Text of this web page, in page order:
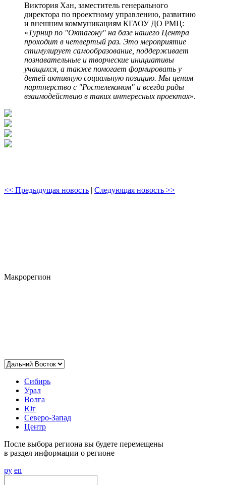
Виктория Хан, заместитель генерального
директора по проектному управлению, развитию
и внешним коммуникациям КГАОУ ДО РМЦ:
«Турнир по "Октагону" на базе нашего Центра
проходит в четвертый раз. Это мероприятие
стимулирует самообразование, поддерживает
познавательные и творческие инициативы
учащихся, а также помогает формировать у
детей активную социальную позицию. Мы ценим
партнерство с "Ростелекомом" и всегда рады
взаимодействию в таких интересных проектах».
<< Предыдущая новость | Следующая новость >>
Макрорегион
Сибирь
Урал
Волга
Юг
Северо-Запад
Центр
После выбора региона вы будете перемещены
в раздел информации о регионе
ру en